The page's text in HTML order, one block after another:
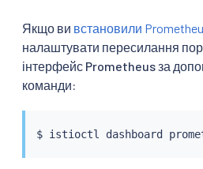
Якщо ви встановили
налаштувати пересилання
інтерфейс Prometheus за
команди:
$ istioctl